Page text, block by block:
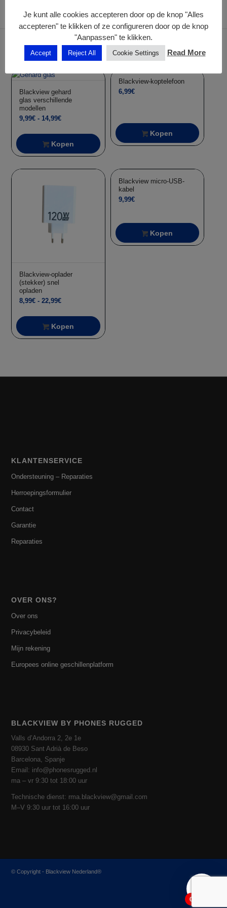
Gerelateerde producten
Blackview gehard
glas verschillende
modellen
9,99€ - 14,99€Prijsklasse:
tot
14,99€
Kopen
Blackview-koptelefoon
6,99€
Kopen
Blackview-oplader
(stekker) snel
opladen
8,99€ - 22,99€Prijsklasse:
tot
22,99€
Aanbieding!
Kopen
Blackview micro-USB-
kabel
9,99€
Kopen
KLANTENSERVICE
Ondersteuning – Reparaties
Herroepingsformulier
Contact
Garantie
Reparaties
OVER ONS?
Over ons
Privacybeleid
Mijn rekening
Europees online geschillenplatform
BLACKVIEW BY PHONES RUGGED
Valls d’Andorra 2, 2e 1e
08930 Sant Adrià de Beso
Barcelona, ​​​​Spanje
Email: info@phonesrugged.nl
ma – vr 9:30 tot 18:00 uur
Technische dienst: rma.blackview@gmail.com
M–V 9:30 uur tot 16:00 uur
© Copyright - Blackview Nederland®
Je kunt alle cookies accepteren door op de knop "Alles
accepteren" te klikken of ze configureren door op de knop
"Aanpassen" te klikken.
Accept Reject All Cookie Settings Read More
0